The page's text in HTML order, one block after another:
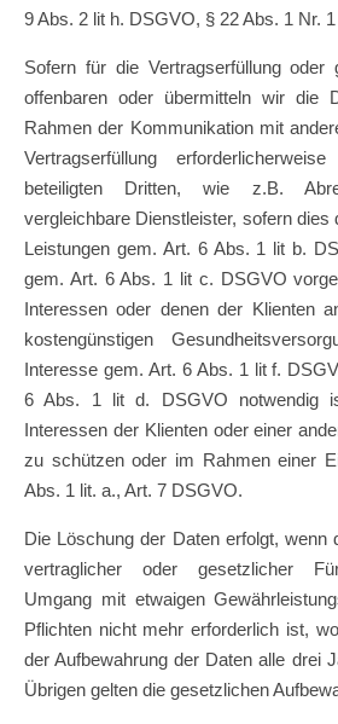
9 Abs. 2 lit h. DSGVO, § 22 Abs. 1 Nr.
Sofern für die Vertragserfüllung oder
offenbaren oder übermitteln wir die
Rahmen der Kommunikation mit
Vertragserfüllung
beteiligten Dritten, wie z.B.
vergleichbare Dienstleister, sofern dies
Leistungen gem. Art. 6 Abs. 1 lit b.
gem. Art. 6 Abs. 1 lit c. DSGVO
Interessen oder denen der Klienten
kostengünstigen
Interesse gem. Art. 6 Abs. 1 lit f.
6 Abs. 1 lit d. DSGVO notwendig
Interessen der Klienten oder einer
zu schützen oder im Rahmen einer
Abs. 1 lit. a., Art. 7 DSGVO.
Die Löschung der Daten erfolgt, wenn
vertraglicher oder gesetzlicher
Umgang mit etwaigen
Pflichten nicht mehr erforderlich ist,
der Aufbewahrung der Daten alle drei
Übrigen gelten die gesetzlichen